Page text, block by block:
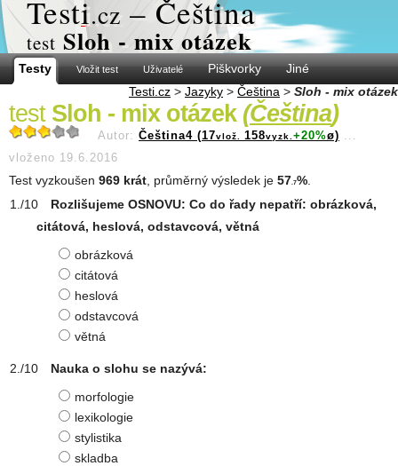
Testi.cz – Čeština
test Sloh - mix otázek
Testy Vložit test Uživatelé Piškvorky
Jiné
Testi.cz > Jazyky > Čeština > Sloh - mix otázek
test Sloh - mix otázek (Čeština)
Autor: Čeština4 (17vlož. 158vyzk. +20%ø) ...
vloženo 19.6.2016
Test vyzkoušen 969 krát , průměrný výsledek je 57 .7%
Rozlišujeme OSNOVU: Co do řady nepatří: obrázková,
citátová, heslová, odstavcová, větná
obrázková
citátová
heslová
odstavcová
větná
Nauka o slohu se nazývá:
morfologie
lexikologie
stylistika
skladba